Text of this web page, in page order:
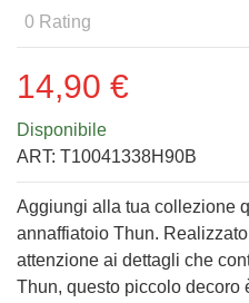
0 Rating
14,90 €
Disponibile
ART: T10041338H90B
Aggiungi alla tua collezione
annaffiatoio Thun.
attenzione ai dettagli che
Thun, questo piccolo decoro